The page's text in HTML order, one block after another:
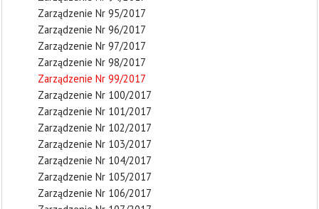
Zarządzenie Nr 95/2017
Zarządzenie Nr 96/2017
Zarządzenie Nr 97/2017
Zarządzenie Nr 98/2017
Zarządzenie Nr 99/2017
Zarządzenie Nr 100/2017
Zarządzenie Nr 101/2017
Zarządzenie Nr 102/2017
Zarządzenie Nr 103/2017
Zarządzenie Nr 104/2017
Zarządzenie Nr 105/2017
Zarządzenie Nr 106/2017